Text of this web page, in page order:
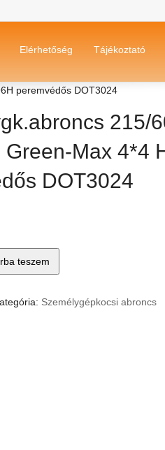
Elérhetőség Tájékoztató
peremvédős DOT3024
215/
Max 4*4
DOT3024
teszem
Személygépkocsi abroncs